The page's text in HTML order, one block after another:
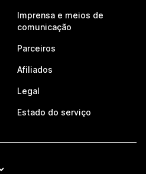
Imprensa e meios de
comunicação
Parceiros
Afiliados
Legal
Estado do serviço